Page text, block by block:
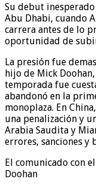
Su debut
Abu Dhabi, cuando
carrera antes de lo
oportunidad de
La presión fue
hijo de Mick
temporada fue
abandonó en la
monoplaza. En
una penalización y
Arabia Saudita y
errores, sanciones y
El comunicado con
Doohan